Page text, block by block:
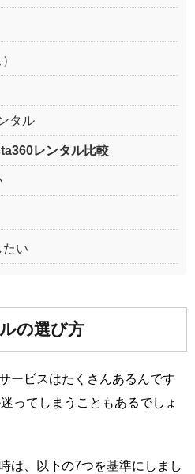
タル
レンタル比較
たい
の選び方
ービスはたくさんあるんです
ってしまうこともあるでしょ
は、以下の7つを基準にしまし